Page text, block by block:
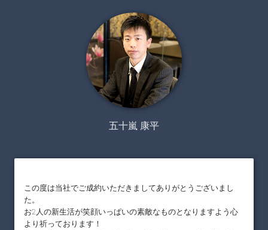
五十嵐 康平
この度は当社でご成約いただきましてありがとうございまし
た。
お2人の新生活が笑顔いっぱいの素敵なものとなりますよう心
より祈っております！